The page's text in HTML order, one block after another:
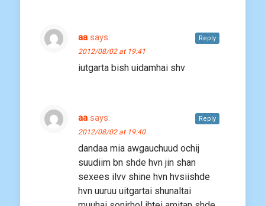
aa says:
2012/08/02 at 19:41
iutgarta bish uidamhai shv
Reply
aa says:
2012/08/02 at 19:40
dandaa mia awgauchuud ochij
suudiim bn shde hvn jin shan
sexees ilvv shine hvn hvsiishde
hvn uuruu uitgartai shunaltai
Reply